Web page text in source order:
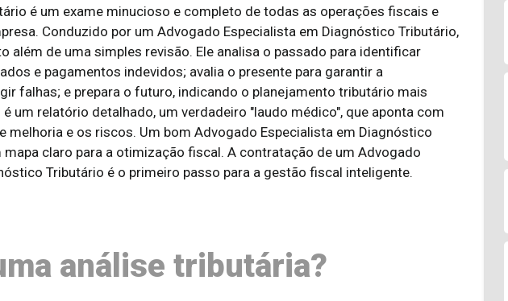
é um exame minucioso e completo de todas as operações fiscais e
Conduzido por um Advogado Especialista em Diagnóstico Tributário,
além de uma simples revisão. Ele analisa o passado para identificar
e pagamentos indevidos; avalia o presente para garantir a
falhas; e prepara o futuro, indicando o planejamento tributário mais
um relatório detalhado, um verdadeiro "laudo médico", que aponta com
melhoria e os riscos. Um bom Advogado Especialista em Diagnóstico
claro para a otimização fiscal. A contratação de um Advogado
Tributário é o primeiro passo para a gestão fiscal inteligente.
análise tributária?